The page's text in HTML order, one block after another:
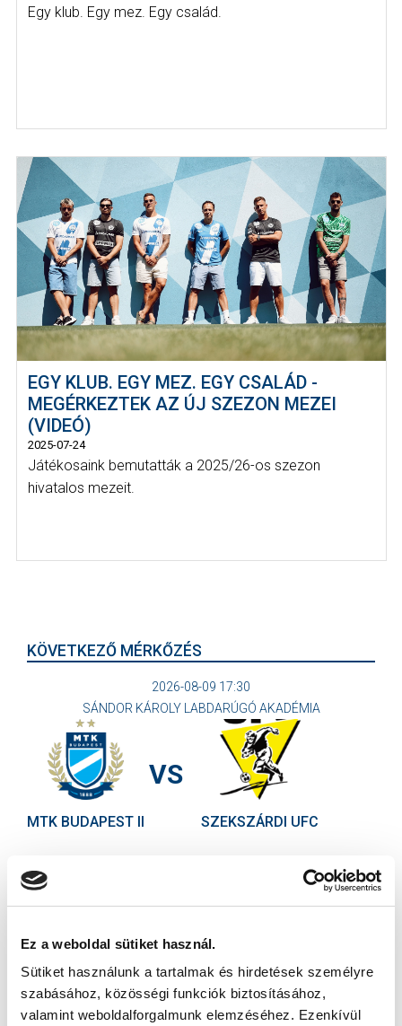
Ez a weboldal sütiket használ.
Sütiket használunk a tartalmak és hirdetések személyre
szabásához, közösségi funkciók biztosításához,
valamint weboldalforgalmunk elemzéséhez. Ezenkívül
Egy klub. Egy mez. Egy család.
EGY KLUB. EGY MEZ. EGY CSALÁD -
MEGÉRKEZTEK AZ ÚJ SZEZON MEZEI
(VIDEÓ)
2025-07-24
Játékosaink bemutatták a 2025/26-os szezon
hivatalos mezeit.
KÖVETKEZŐ MÉRKŐZÉS
2026-08-09 17:30
SÁNDOR KÁROLY LABDARÚGÓ AKADÉMIA
MTK BUDAPEST II
VS
SZEKSZÁRDI UFC
Ne maradjon le egy eseményről sem! Iratkozzon fel ingyenes